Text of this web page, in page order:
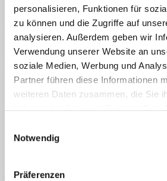
personalisieren, Funktionen für
zu können und die Zugriffe auf
analysieren. Außerdem geben wir
Verwendung unserer Website an
soziale Medien, Werbung und
Partner führen diese Informationen
weiteren Daten zusammen, die Sie
Notwendig
Präferenzen
Home
Über uns
Info
News
Suchen nach:
Veröffentlicht3. September 2023 bei439
Hunderterfeld (unterteilt)
Kommentare und Trackbacks sind derzeit
Zurück
Weiter→
AGB Datenschutz Widerruf Versand &